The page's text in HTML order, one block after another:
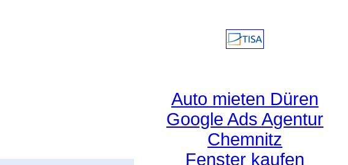
Auto mieten Düren
Google Ads Agentur
Chemnitz
Fenster kaufen